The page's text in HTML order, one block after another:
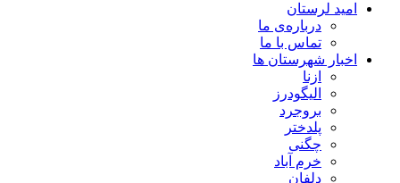
امید لرستان
درباره‌ی ما
تماس با ما
اخبار شهرستان ها
ازنا
الیگودرز
بروجرد
پلدختر
چگنی
خرم آباد
دلفان